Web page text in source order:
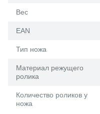
Вес
EAN
Тип ножа
Материал режущего
ролика
Количество роликов у
ножа